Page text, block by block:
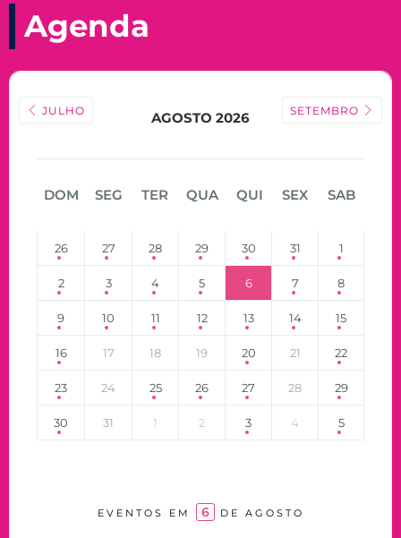
Agenda
JULHO AGOSTO 2026 SETEMBRO
DOM SEG TER QUA QUI SEX SAB
26 27 28 29 30 31 1
2 3 4 5 6 7 8
9 10 11 12 13 14 15
16 17 18 19 20 21 22
23 24 25 26 27 28 29
30 31 1 2 3 4 5
EVENTOS EM 6 DE AGOSTO